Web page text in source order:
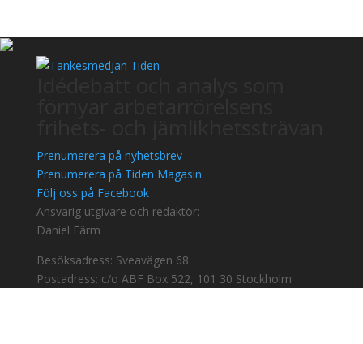
Prenumerera på nyhetsbrev
Prenumerera på Tiden Magasin
Följ oss på Facebook
Ansvarig utgivare och redaktör:
Daniel Färm
Besöksadress: Sveavägen 68
Postadress: c/o ABF Box 522, 101 30 Stockholm